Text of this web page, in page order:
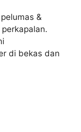
&
di bekas dan